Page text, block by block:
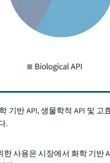
반 API, 생물학적 API 및 고
.
사용은 시장에서 화학 기반